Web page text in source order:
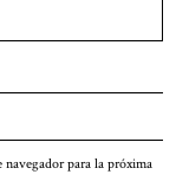
para la próxima